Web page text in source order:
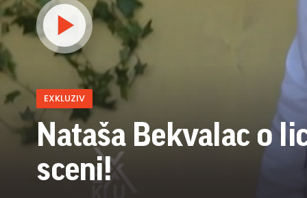
EXKLUZIV
Nataša Bekvalac o
sceni!